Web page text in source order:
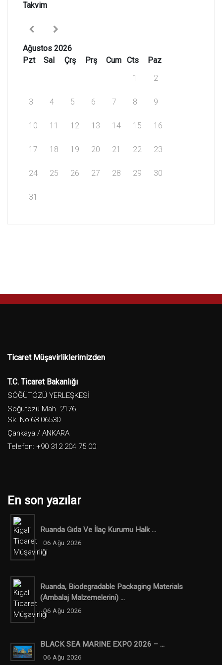
Takvim
Ağustos 2026
Pzt
Sal Çrş Prş Cum Cts
Paz
1
2
3 4 5 6 7 8 9
10 11 12 13 14 15 16
17 18 19 20 21 22 23
24 25 26 27 28 29 30
31
Ticaret Müşavirliklerimizden
T.C. Ticaret Bakanlığı
SÖĞÜTÖZÜ YERLEŞKESİ
Söğütözü Mah. 2176.
Sk. No:63 06530
Çankaya / ANKARA
Telefon: +90 312 204 75 00
En son yazılar
Ruanda Gıda Ve İlaç Kurumu Halk ...
06 Ağu 2026
Ruanda, Biodegradable Packaging Materials
(ambalaj Malzemelerini) ...
06 Ağu 2026
BLACK SEA MARINE EXPO 2026 – ...
06 Ağu 2026